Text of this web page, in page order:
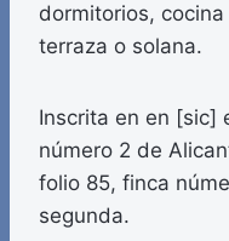
dormitorios,
terraza o solana.
Inscrita en en [sic]
número 2 de
folio 85, finca
segunda.